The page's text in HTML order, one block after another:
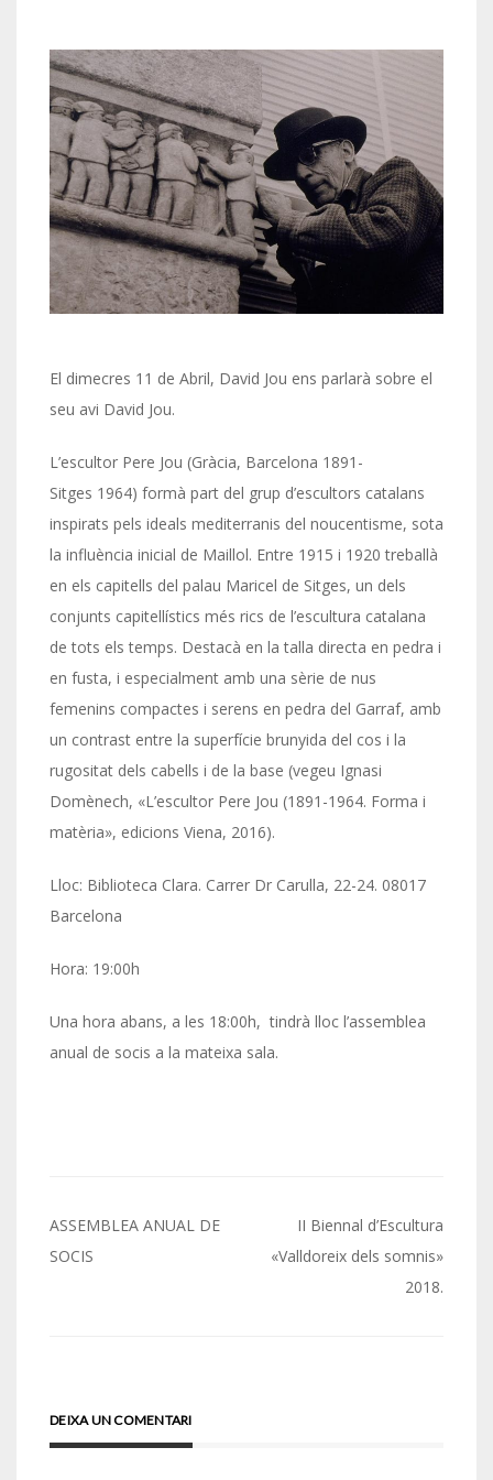
El dimecres 11 de Abril, David Jou ens parlarà sobre el
seu avi David Jou.
L’escultor Pere Jou (Gràcia, Barcelona 1891-
Sitges 1964) formà part del grup d’escultors catalans
inspirats pels ideals mediterranis del noucentisme, sota
la influència inicial de Maillol. Entre 1915 i 1920 treballà
en els capitells del palau Maricel de Sitges, un dels
conjunts capitellístics més rics de l’escultura catalana
de tots els temps. Destacà en la talla directa en pedra i
en fusta, i especialment amb una sèrie de nus
femenins compactes i serens en pedra del Garraf, amb
un contrast entre la superfície brunyida del cos i la
rugositat dels cabells i de la base (vegeu Ignasi
Domènech, «L’escultor Pere Jou (1891-1964. Forma i
matèria», edicions Viena, 2016).
Lloc: Biblioteca Clara. Carrer Dr Carulla, 22-24. 08017
Barcelona
Hora: 19:00h
Una hora abans, a les 18:00h, tindrà lloc l’assemblea
anual de socis a la mateixa sala.
Navegació
d'entrades
ASSEMBLEA ANUAL DE
SOCIS
II Biennal d’Escultura
«Valldoreix dels somnis»
2018.
DEIXA UN COMENTARI